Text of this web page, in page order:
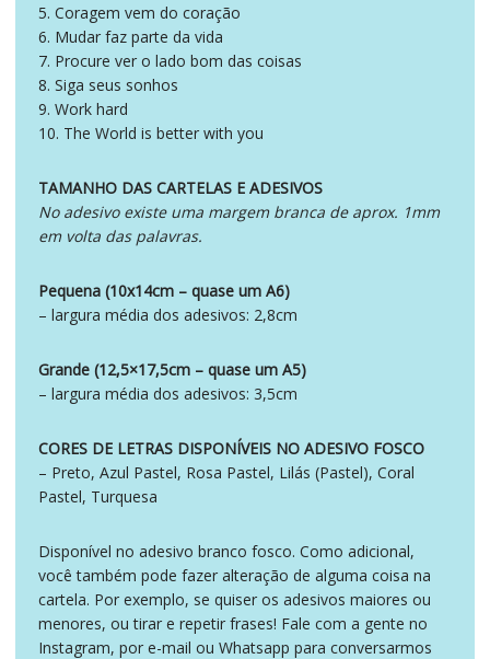
5. Coragem vem do coração
6. Mudar faz parte da vida
7. Procure ver o lado bom das coisas
8. Siga seus sonhos
9. Work hard
10. The World is better with you
TAMANHO DAS CARTELAS E ADESIVOS
No adesivo existe uma margem branca de aprox. 1mm
em volta das palavras.
Pequena (10x14cm – quase um A6)
– largura média dos adesivos: 2,8cm
Grande (12,5×17,5cm – quase um A5)
– largura média dos adesivos: 3,5cm
CORES DE LETRAS DISPONÍVEIS NO ADESIVO FOSCO
– Preto, Azul Pastel, Rosa Pastel, Lilás (Pastel), Coral
Pastel, Turquesa
Disponível no adesivo branco fosco. Como adicional,
você também pode fazer alteração de alguma coisa na
cartela. Por exemplo, se quiser os adesivos maiores ou
menores, ou tirar e repetir frases! Fale com a gente no
Instagram, por e-mail ou Whatsapp para conversarmos